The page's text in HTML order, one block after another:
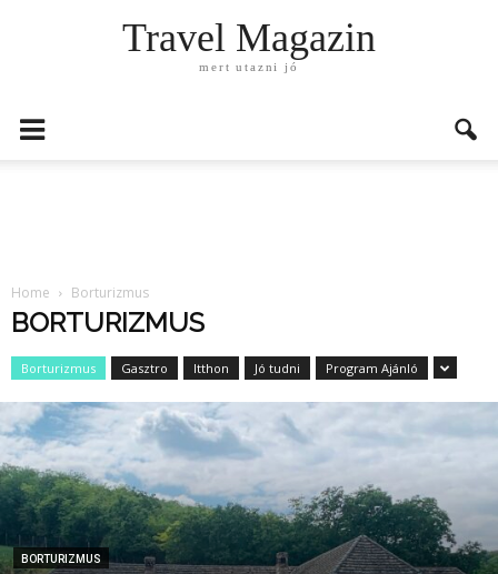
Travel Magazin
mert utazni jó
Home Borturizmus
BORTURIZMUS
Borturizmus Gasztro Itthon Jó tudni Program Ajánló
BORTURIZMUS